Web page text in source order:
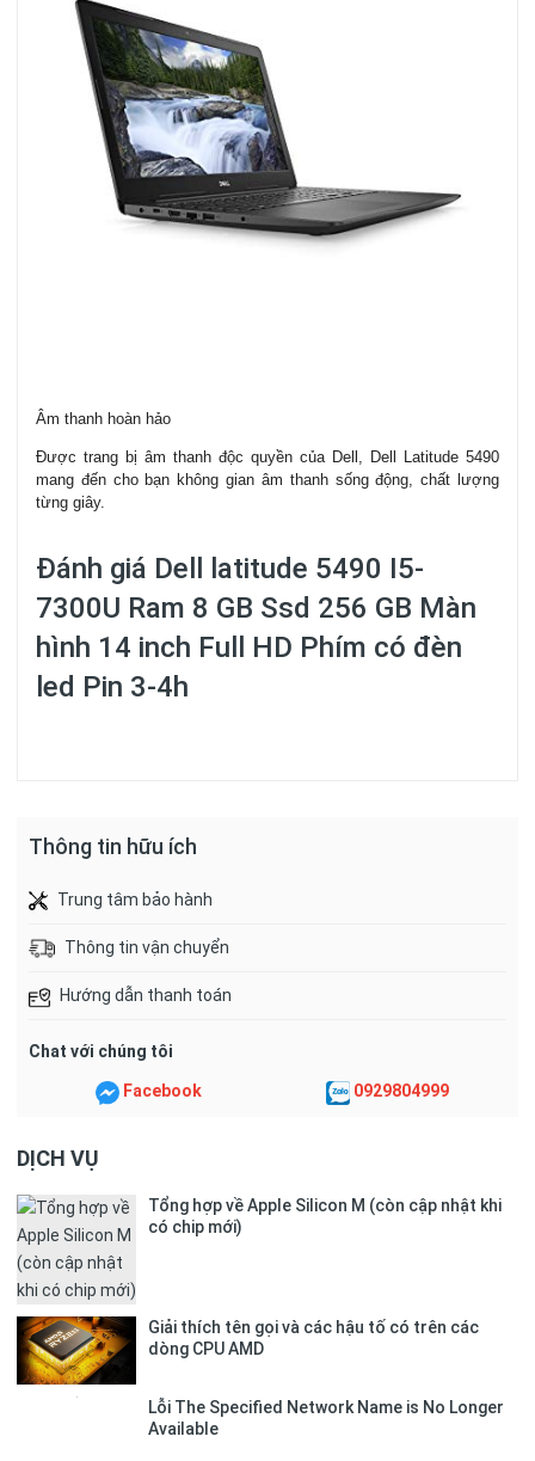
Âm thanh hoàn hảo
Được trang bị âm thanh độc quyền của Dell, Dell Latitude 5490
mang đến cho bạn không gian âm thanh sống động, chất lượng
từng giây.
Đánh giá Dell latitude 5490 I5-
7300U Ram 8 GB Ssd 256 GB Màn
hình 14 inch Full HD Phím có đèn
led Pin 3-4h
Thông tin hữu ích
Trung tâm bảo hành
Thông tin vận chuyển
Hướng dẫn thanh toán
Chat với chúng tôi
Facebook 0929804999
DỊCH VỤ
Tổng hợp về Apple Silicon M (còn cập nhật khi
có chip mới)
Giải thích tên gọi và các hậu tố có trên các
dòng CPU AMD
Lỗi The Specified Network Name is No Longer
Available